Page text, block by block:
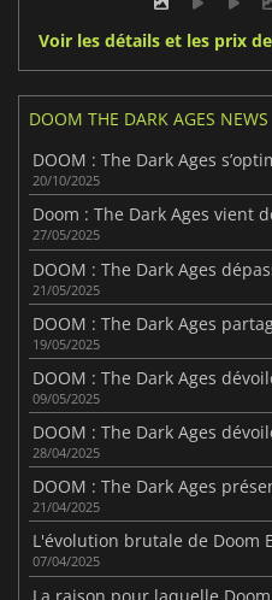
Voir les détails et les prix
DOOM THE DARK AGES NEWS
20/10/2025
27/05/2025
21/05/2025
19/05/2025
09/05/2025
28/04/2025
21/04/2025
07/04/2025